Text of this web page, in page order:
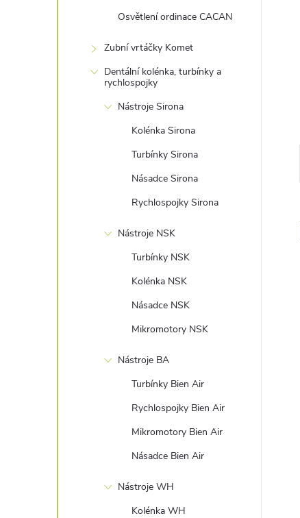
Osvětlení ordinace CACAN
Zubní vrtáčky Komet
Dentální kolénka, turbínky a
rychlospojky
Nástroje Sirona
Kolénka Sirona
Turbínky Sirona
Násadce Sirona
Rychlospojky Sirona
Nástroje NSK
Turbínky NSK
Kolénka NSK
Násadce NSK
Mikromotory NSK
Nástroje BA
Turbínky Bien Air
Rychlospojky Bien Air
Mikromotory Bien Air
Násadce Bien Air
Nástroje WH
Kolénka WH